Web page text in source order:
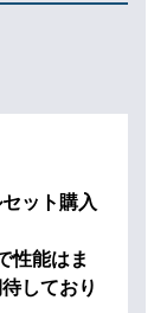
ット購入
性能はま
しており